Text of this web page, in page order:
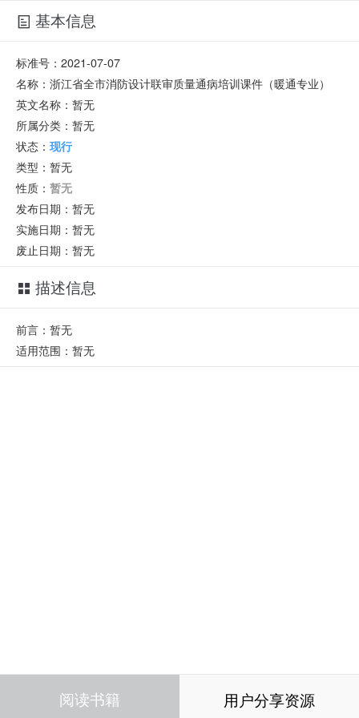
基本信息
标准号： 2021-07-07
名称： 浙江省全市消防设计联审质量通病培训课件（暖通专业）
英文名称： 暂无
所属分类： 暂无
状态： 现行
类型： 暂无
性质： 暂无
发布日期： 暂无
实施日期： 暂无
废止日期： 暂无
描述信息
前言：暂无
适用范围：暂无
阅读书籍 用户分享资源